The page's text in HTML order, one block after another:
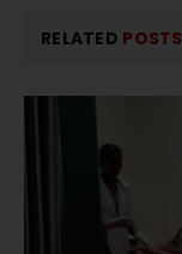
RELATED POSTS